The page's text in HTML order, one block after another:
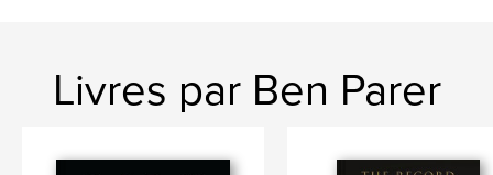
Livres par Ben Parer